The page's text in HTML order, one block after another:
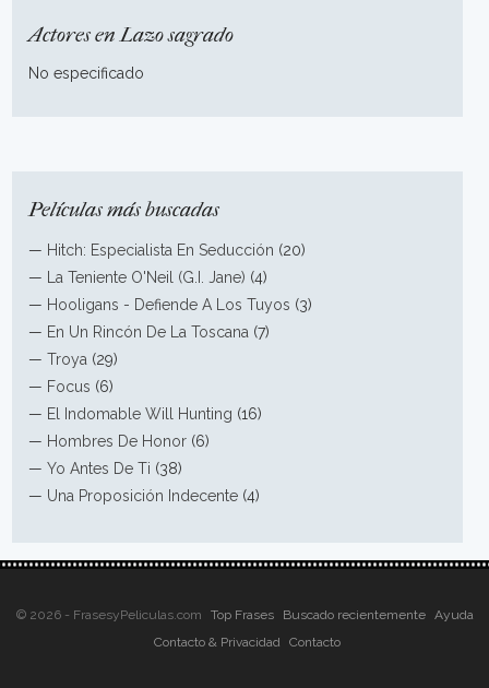
Actores en Lazo sagrado
No especificado
Películas más buscadas
— Hitch: Especialista En Seducción (20)
—
La Teniente O'Neil (G.I. Jane) (4)
— Hooligans - Defiende A Los Tuyos (3)
— En Un Rincón De La Toscana (7)
—Troya (29)
— Focus (6)
— El Indomable Will Hunting (16)
— Hombres De Honor (6)
—Yo Antes De Ti (38)
— Una Proposición Indecente (4)
© 2026 - FrasesyPeliculas.com Top Frases Buscado recientemente
Ayuda
Contacto & Privacidad
Contacto